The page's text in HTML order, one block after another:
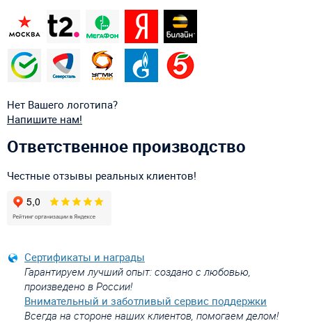
Нет Вашего логотипа?
Напишите нам!
Ответственное производство
Честные отзывы реальных клиентов!
Сертификаты и награды
Гарантируем лучший опыт: создано с любовью,
произведено в России!
Внимательный и заботливый сервис поддержки
Всегда на стороне наших клиентов, помогаем делом!